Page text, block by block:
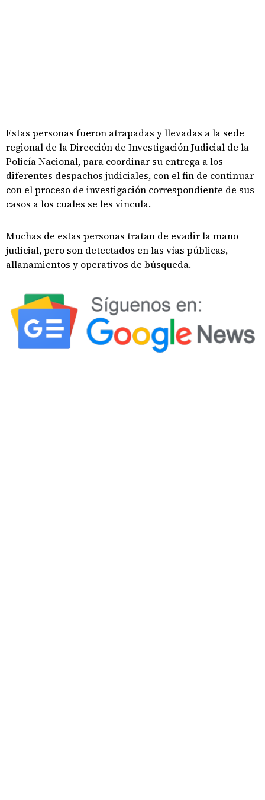
Estas personas fueron atrapadas y llevadas a la sede
regional de la Dirección de Investigación Judicial de la
Policía Nacional, para coordinar su entrega a los
diferentes despachos judiciales, con el fin de continuar
con el proceso de investigación correspondiente de sus
casos a los cuales se les vincula.
Muchas de estas personas tratan de evadir la mano
judicial, pero son detectados en las vías públicas,
allanamientos y operativos de búsqueda.